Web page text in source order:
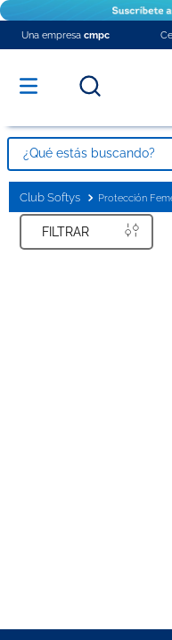
Una empresa cmpc
Protección
FILTRAR